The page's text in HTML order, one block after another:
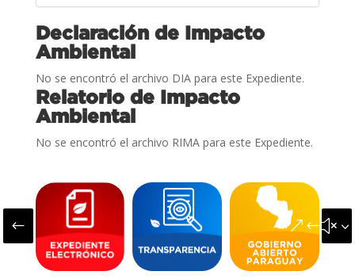
Declaración de Impacto
Ambiental
No se encontró el archivo DIA para este Expediente.
Relatorio de Impacto
Ambiental
No se encontró el archivo RIMA para este Expediente.
#